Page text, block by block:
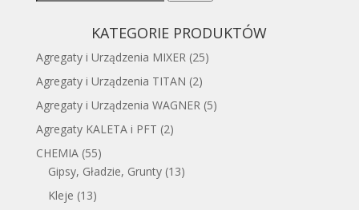
KATEGORIE PRODUKTÓW
Agregaty i Urządzenia MIXER (25)
Agregaty i Urządzenia TITAN (2)
Agregaty i Urządzenia WAGNER (5)
Agregaty KALETA i PFT (2)
CHEMIA (55)
Gipsy, Gładzie, Grunty (13)
Kleje (13)